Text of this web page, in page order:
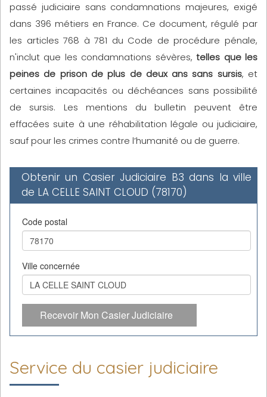
passé judiciaire sans condamnations majeures, exigé
dans 396 métiers en France. Ce document, régulé par
les articles 768 à 781 du Code de procédure pénale,
n'inclut que les condamnations sévères,telles que les
peines de prison de plus de deux ans sans sursis, et
certaines incapacités ou déchéances sans possibilité
de sursis. Les mentions du bulletin peuvent être
effacées suite à une réhabilitation légale ou judiciaire,
sauf pour les crimes contre l’humanité ou de guerre.
Obtenir un Casier Judiciaire B3 dans la ville
de LA CELLE SAINT CLOUD (78170)
Code postal
Ville concernée
Recevoir Mon Casier Judiciaire
Service du casier judiciaire